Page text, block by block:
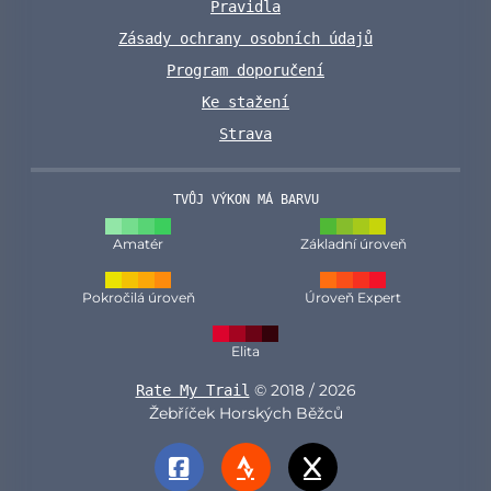
Pravidla
Zásady ochrany osobních údajů
Program doporučení
Ke stažení
Strava
TVŮJ VÝKON MÁ BARVU
Amatér Základní úroveň
Pokročilá úroveň Úroveň Expert
Elita
Rate My Trail © 2018 / 2026
Žebříček Horských Běžců